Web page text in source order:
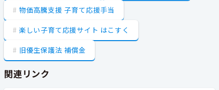
物価高騰支援 子育て応援手当
楽しい子育て応援サイト はこすく
旧優生保護法 補償金
関連リンク